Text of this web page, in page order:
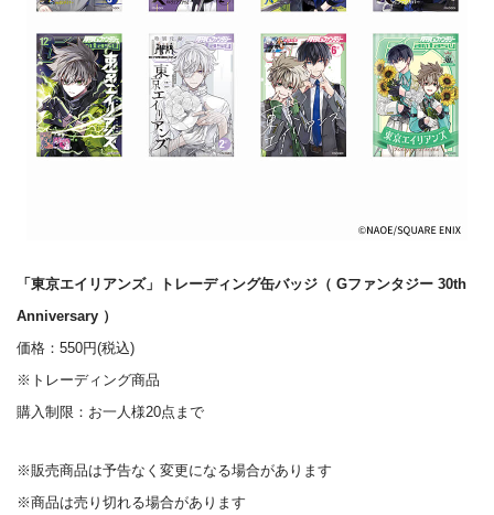
「東京エイリアンズ」トレーディング缶バッジ（ Gファンタジー 30th
Anniversary ）
価格：550円(税込)
※トレーディング商品
購入制限：お一人様20点まで
※販売商品は予告なく変更になる場合があります
※商品は売り切れる場合があります